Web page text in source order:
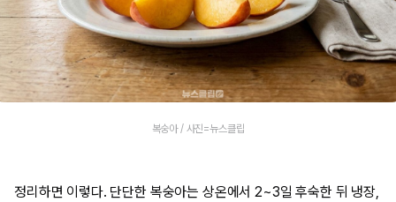
복숭아 / 사진=뉴스클립
정리하면 이렇다. 단단한 복숭아는 상온에서 2~3일 후숙한 뒤 냉장,